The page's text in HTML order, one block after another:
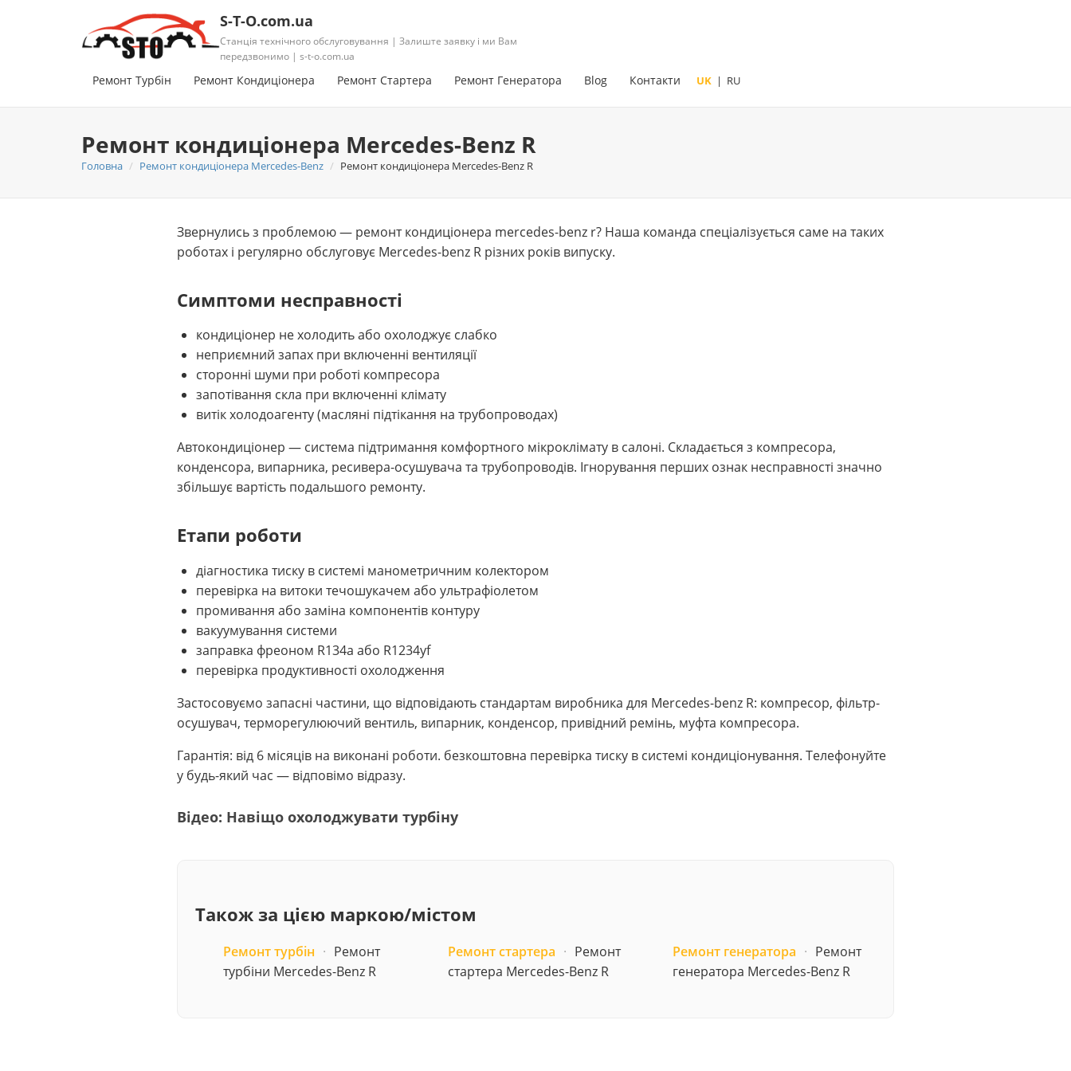
S-T-O.com.ua
Станція технічного обслуговування | Залиште заявку і ми Вам
передзвонимо | s-t-o.com.ua
Ремонт Турбін Ремонт Кондиціонера Ремонт Стартера Ремонт Генератора Blog Контакти UK | RU
Ремонт кондиціонера Mercedes-Benz R
Головна Ремонт кондиціонера Mercedes-Benz Ремонт кондиціонера Mercedes-Benz R
Звернулись з проблемою — ремонт кондиціонера mercedes-benz r? Наша команда спеціалізується саме на таких
роботах і регулярно обслуговує Mercedes-benz R різних років випуску.
Симптоми несправності
кондиціонер не холодить або охолоджує слабко
неприємний запах при включенні вентиляції
сторонні шуми при роботі компресора
запотівання скла при включенні клімату
витік холодоагенту (масляні підтікання на трубопроводах)
Автокондиціонер — система підтримання комфортного мікроклімату в салоні. Складається з компресора,
конденсора, випарника, ресивера-осушувача та трубопроводів. Ігнорування перших ознак несправності значно
збільшує вартість подальшого ремонту.
Етапи роботи
діагностика тиску в системі манометричним колектором
перевірка на витоки течошукачем або ультрафіолетом
промивання або заміна компонентів контуру
вакуумування системи
заправка фреоном R134a або R1234yf
перевірка продуктивності охолодження
Застосовуємо запасні частини, що відповідають стандартам виробника для Mercedes-benz R: компресор, фільтр-
осушувач, терморегулюючий вентиль, випарник, конденсор, привідний ремінь, муфта компресора.
Гарантія: від 6 місяців на виконані роботи. безкоштовна перевірка тиску в системі кондиціонування. Телефонуйте
у будь-який час — відповімо відразу.
Відео: Навіщо охолоджувати турбіну
Також за цією маркою/містом
Ремонт турбін · Ремонт
турбіни Mercedes-Benz R
Ремонт стартера · Ремонт
стартера Mercedes-Benz R
Ремонт генератора · Ремонт
генератора Mercedes-Benz R